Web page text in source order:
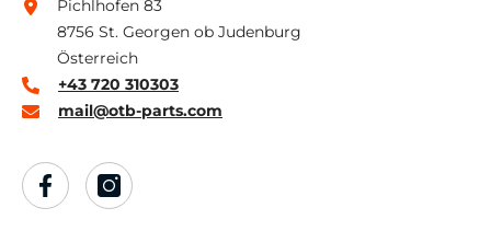
Pichlhofen 83
8756 St. Georgen ob Judenburg
Österreich
+43 720 310303
mail@otb-parts.com